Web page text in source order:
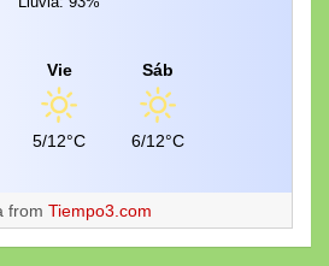
Vie
5/12°C
Sáb
6/12°C
from Tiempo3.com